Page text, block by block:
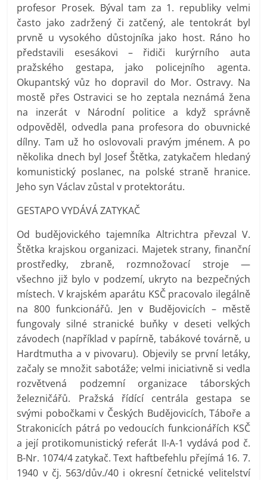
profesor Prosek. Býval tam za 1. republiky velmi
často jako zadržený či zatčený, ale tentokrát byl
prvně u vysokého důstojníka jako host. Ráno ho
představili esesákovi – řidiči kurýrního auta
pražského gestapa, jako policejního agenta.
Okupantský vůz ho dopravil do Mor. Ostravy. Na
mostě přes Ostravici se ho zeptala neznámá žena
na inzerát v Národní politice a když správně
odpověděl, odvedla pana profesora do obuvnické
dílny. Tam už ho oslovovali pravým jménem. A po
několika dnech byl Josef Štětka, zatykačem hledaný
komunistický poslanec, na polské straně hranice.
Jeho syn Václav zůstal v protektorátu.
GESTAPO VYDÁVÁ ZATYKAČ
Od budějovického tajemníka Altrichtra převzal V.
Štětka krajskou organizaci. Majetek strany, finanční
prostředky, zbraně, rozmnožovací stroje —
všechno již bylo v podzemí, ukryto na bezpečných
místech. V krajském aparátu KSČ pracovalo ilegálně
na 800 funkcionářů. Jen v Budějovicích – městě
fungovaly silné stranické buňky v deseti velkých
závodech (například v papírně, tabákové továrně, u
Hardtmutha a v pivovaru). Objevily se první letáky,
začaly se množit sabotáže; velmi iniciativně si vedla
rozvětvená podzemní organizace táborských
železničářů. Pražská řídící centrála gestapa se
svými pobočkami v Českých Budějovicích, Táboře a
Strakonicích pátrá po vedoucích funkcionářích KSČ
a její protikomunistický referát II-A-1 vydává pod č.
B-Nr. 1074/4 zatykač. Text haftbefehlu přejímá 16. 7.
1940 v čj. 563/dův./40 i okresní četnické velitelství